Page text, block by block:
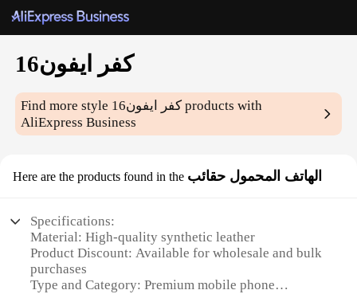
كفر ايفون16
Find more style كفر ايفون16 products with
AliExpress Business
Here are the products found in the الهاتف المحمول حقائب
Specifications:
Material: High-quality synthetic leather
Product Discount: Available for wholesale and bulk
purchases
Type and Category: Premium mobile phone